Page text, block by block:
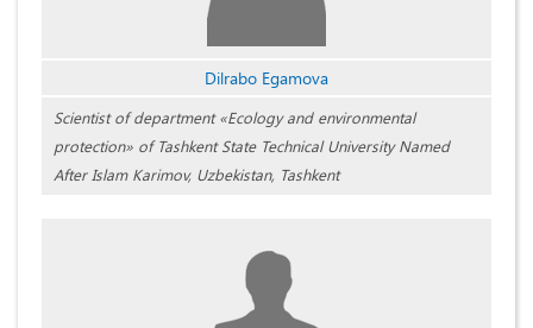
Dilrabo Egamova
Scientist of department «Ecology and environmental
protection» of Tashkent State Technical University Named
After Islam Karimov, Uzbekistan, Tashkent